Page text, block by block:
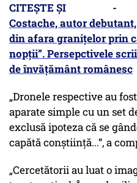
CITEȘTE
Costache, autor
din afara granițelor prin
nopții”. Persepctivele
de învățământ românesc
„Dronele respective au
aparate simple cu un set
exclusă ipoteza că se
capătă conștiință...“, a
„Cercetătorii au luat o